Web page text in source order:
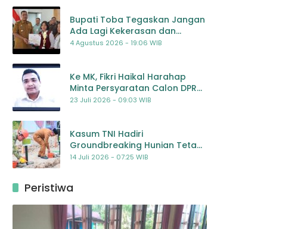
Bupati Toba Tegaskan Jangan
Ada Lagi Kekerasan dan
Bullying Terhadap Anak,
4 Agustus 2026 - 19:06 WIB
Ke MK, Fikri Haikal Harahap
Minta Persyaratan Calon DPR
Dilengkapi Penilaian
23 Juli 2026 - 09:03 WIB
Kasum TNI Hadiri
Groundbreaking Hunian Tetap
Pascabencana di
14 Juli 2026 - 07:25 WIB
Peristiwa